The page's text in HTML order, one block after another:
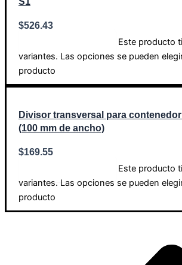
$526.43
Este producto
variantes. Las opciones se pueden
producto
Divisor transversal para
(100 mm de ancho)
$169.55
Este producto
variantes. Las opciones se pueden
producto